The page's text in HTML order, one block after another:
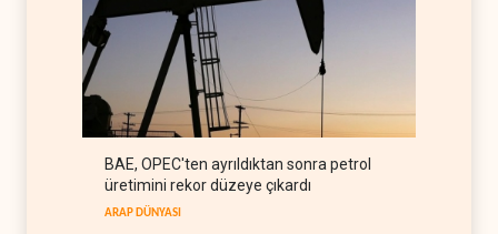
BATI YARIM KÜRE 07 Ağustos 2026
Galibaf, Trump'ın tehdit ve
müzakere mesajlarıyla alay
etti
İRAN 07 Ağustos 2026
bitebilir, ABD silah stokları
zorlanıyor
BAE, OPEC'ten ayrıldıktan sonra petrol
üretimini rekor düzeye çıkardı
ARAP DÜNYASI